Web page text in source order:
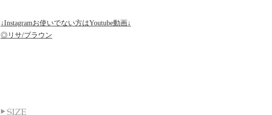
↓Instagramお使いでない方はYoutube動画↓
◎リサ/ブラウン